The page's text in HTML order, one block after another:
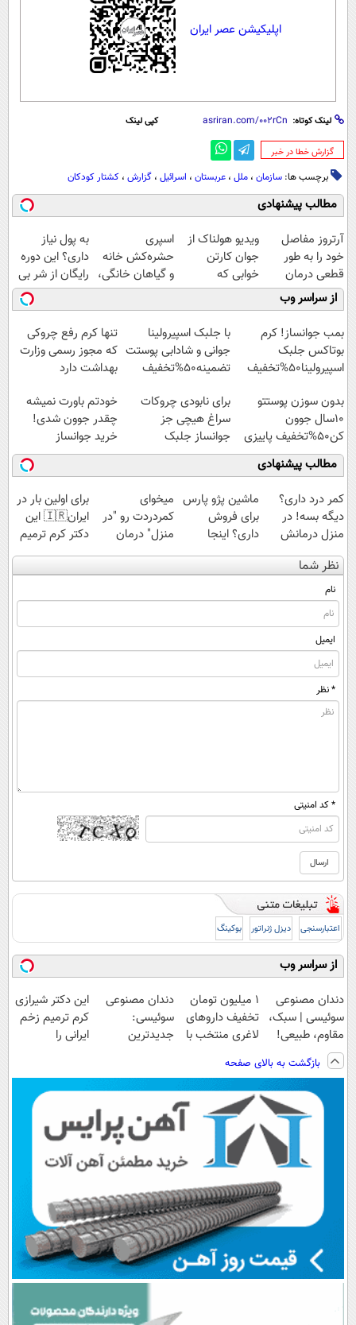
اپلیکیشن عصر ایران
لینک کوتاه: کپی لینک
‌گزارش خطا در خبر
برچسب ها: سازمان ، ملل ، عربستان ، اسرائیل ، گزارش ، کشتار کودکان
مطالب پیشنهادی
آرتروز مفاصل
خود را به طور
قطعی درمان
کنید!
◗پرسش‌نامه◖
ویدیو هولناک از
جوان کارتن
خوابی که
میلیاردر شد.
آموزش رایگان
اسپری
حشره‌کش خانه
و گیاهان خانگی،
نابودکننده انواع
حشرات خانگی و
آفات
به پول نیاز
داری؟ این دوره
رایگان از شر بی
پولی خلاصت
میکنه
از سراسر وب
بمب جوانساز! کرم
بوتاکس جلبک
اسپیرولینا50%تخفیف
با جلبک اسپیرولینا
جوانی و شادابی پوستت
تضمینه50%تخفیف
تنها کرم رفع چروکی
که مجوز رسمی وزارت
بهداشت دارد
بدون سوزن پوستتو
10سال جوون
کن50%تخفیف پاییزی
برای نابودی چروکات
سراغ هیچی جز
جوانساز جلبک
نرو(تخفیف40%)
خودتم باورت نمیشه
چقدر جوون شدی!
خرید جوانساز
اسپیرولینا با تخفیف
ویژه
مطالب پیشنهادی
کمر درد داری؟
دیگه بسه! در
منزل درمانش
کن
(◀پرسش‌نامه)
ماشین پژو پارس
برای فروش
داری؟ اینجا
سریع بفروشش
میخوای
کمردردت رو "در
منزل" درمان
کنی؟ (◂فیلم +
◂پرسش‌نامه)
برای اولین بار در
ایران🇮🇷 این
دکتر کرم ترمیم
کننده 23 روزه
ساخت!
نظر شما
نام
ایمیل
* نظر
* کد امنیتی
اعتبارسنجی دیزل ژنراتور بوکینگ
از سراسر وب
دندان مصنوعی
سوئیسی | سبک،
مقاوم، طبیعی!
ویزیت
رایگان+پرداخت
اقساطی😍
۱ میلیون تومان
تخفیف داروهای
لاغری منتخب با
داروخانه نزدیکت
دندان مصنوعی
سوئیسی:
جدیدترین
پرداخت قسطی
این دکتر شیرازی
کرم ترمیم زخم
ایرانی را
بازگشت به بالای صفحه